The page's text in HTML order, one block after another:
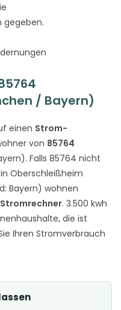
gegeben.
/ Bayern)
einen Strom-
von 85764
Falls 85764 nicht
Oberschleißheim
Bayern) wohnen
Stromrechner. 3.500 kwh
die ist
Ihren Stromverbrauch